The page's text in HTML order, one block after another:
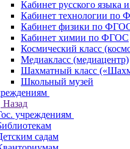
Кабинет русского языка
Кабинет технологии по
Кабинет физики по
Кабинет химии по ФГОС
Космический класс
Медиакласс (медиацентр)
Шахматный класс
Школьный музей
Назад
учреждениям
садам